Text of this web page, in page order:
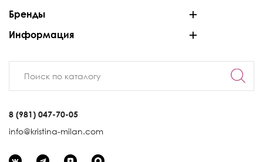
Бренды
Информация
8 (981) 047-70-05
info@kristina-milan.com